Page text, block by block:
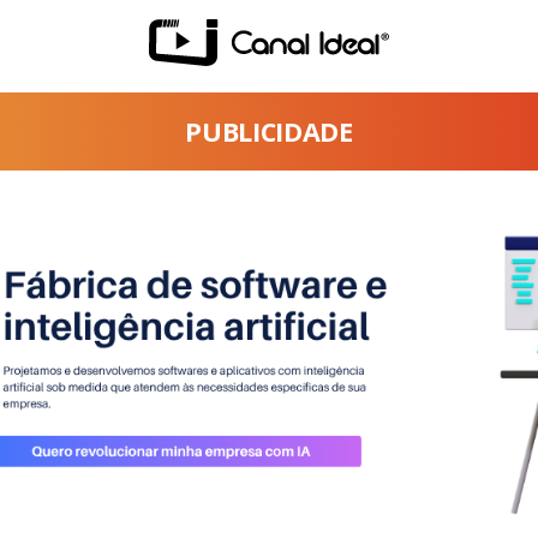
PUBLICIDADE